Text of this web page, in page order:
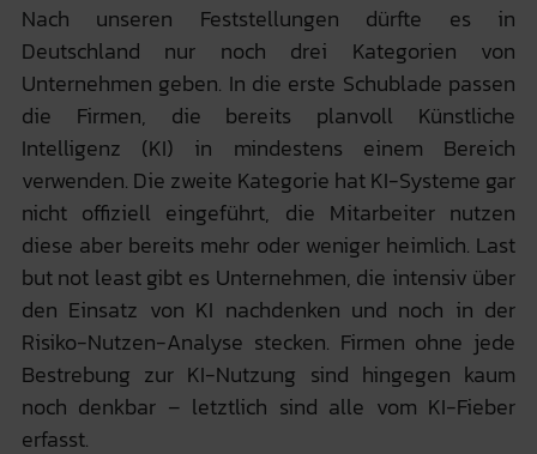
Nach unseren Feststellungen dürfte es in
Deutschland nur noch drei Kategorien von
Unternehmen geben. In die erste Schublade passen
die Firmen, die bereits planvoll Künstliche
Intelligenz (KI) in mindestens einem Bereich
verwenden. Die zweite Kategorie hat KI-Systeme gar
nicht offiziell eingeführt, die Mitarbeiter nutzen
diese aber bereits mehr oder weniger heimlich. Last
but not least gibt es Unternehmen, die intensiv über
den Einsatz von KI nachdenken und noch in der
Risiko-Nutzen-Analyse stecken. Firmen ohne jede
Bestrebung zur KI-Nutzung sind hingegen kaum
noch denkbar – letztlich sind alle vom KI-Fieber
erfasst.